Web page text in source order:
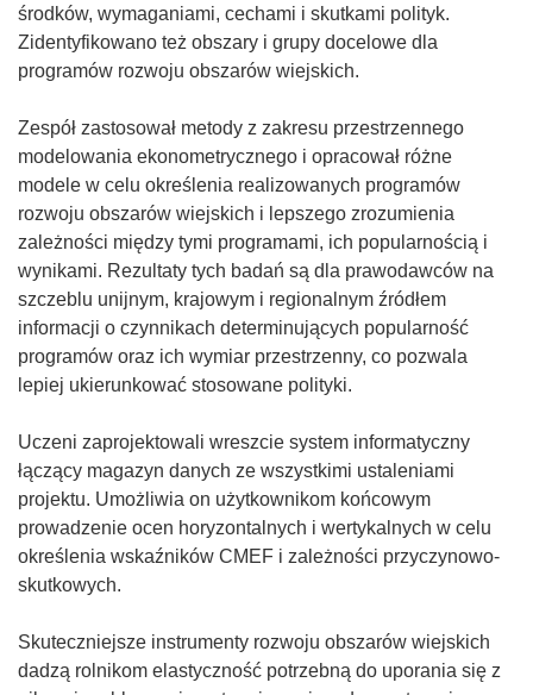
i
ę
w
o
w
y
m
o
k
n
i
e
)
środków, wymaganiami, cechami i skutkami polityk.
Zidentyfikowano też obszary i grupy docelowe dla
programów rozwoju obszarów wiejskich.
Zespół zastosował metody z zakresu przestrzennego
modelowania ekonometrycznego i opracował różne
modele w celu określenia realizowanych programów
rozwoju obszarów wiejskich i lepszego zrozumienia
zależności między tymi programami, ich popularnością i
wynikami. Rezultaty tych badań są dla prawodawców na
szczeblu unijnym, krajowym i regionalnym źródłem
informacji o czynnikach determinujących popularność
programów oraz ich wymiar przestrzenny, co pozwala
lepiej ukierunkować stosowane polityki.
Uczeni zaprojektowali wreszcie system informatyczny
łączący magazyn danych ze wszystkimi ustaleniami
projektu. Umożliwia on użytkownikom końcowym
prowadzenie ocen horyzontalnych i wertykalnych w celu
określenia wskaźników CMEF i zależności przyczynowo-
skutkowych.
Skuteczniejsze instrumenty rozwoju obszarów wiejskich
dadzą rolnikom elastyczność potrzebną do uporania się z